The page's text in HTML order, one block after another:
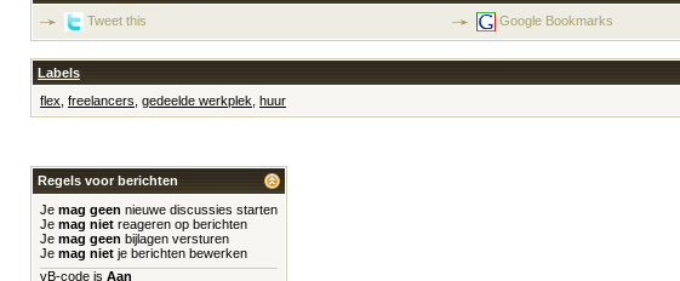
Tweet this
Google Bookmarks
Labels
flex freelancers gedeelde werkplek huur
Regels voor berichten
Je mag geen nieuwe discussies starten
Je mag niet reageren op berichten
Je mag geen bijlagen versturen
Je mag niet je berichten bewerken
vB-code is Aan